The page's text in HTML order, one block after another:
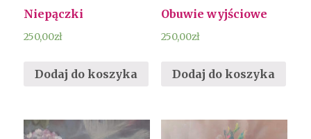
Niepączki
250,00zł
Dodaj do koszyka
Obuwie wyjściowe
250,00zł
Dodaj do koszyka